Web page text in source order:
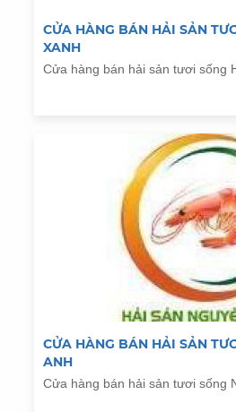
CỬA HÀNG BÁN HẢI SẢN
XANH
Cửa hàng bán hải sản tươi sống
CỬA HÀNG BÁN HẢI SẢN
ANH
Cửa hàng bán hải sản tươi sống